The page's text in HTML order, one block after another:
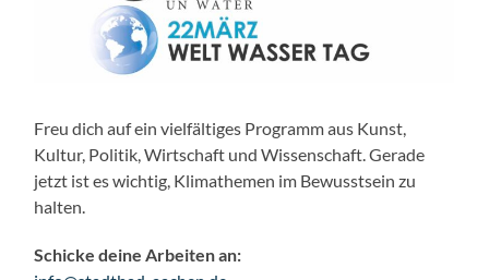
Freu dich auf ein vielfältiges Programm aus Kunst,
Kultur, Politik, Wirtschaft und Wissenschaft. Gerade
jetzt ist es wichtig, Klimathemen im Bewusstsein zu
halten.
Schicke deine Arbeiten an: